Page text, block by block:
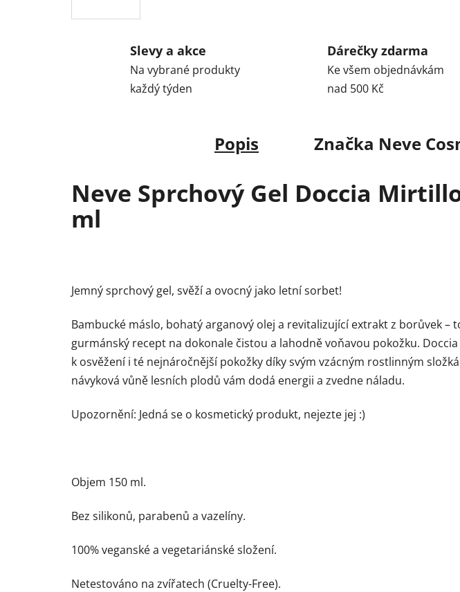
Slevy a akce
Na vybrané produkty
každý týden
Dárečky zdarma
Ke všem objednávkám
nad 500 Kč
Popis Značka Neve
Neve Sprchový Gel Doccia
ml
Jemný sprchový gel, svěží a ovocný jako letní sorbet!
Bambucké máslo, bohatý arganový olej a revitalizující extrakt z borůvek –
gurmánský recept na dokonale čistou a lahodně voňavou pokožku.
k osvěžení i té nejnáročnější pokožky díky svým vzácným rostlinným
návyková vůně lesních plodů vám dodá energii a zvedne náladu.
Upozornění: Jedná se o kosmetický produkt, nejezte jej :)
Objem 150 ml.
Bez silikonů, parabenů a vazelíny.
100% veganské a vegetariánské složení.
Netestováno na zvířatech (Cruelty-Free).